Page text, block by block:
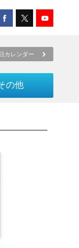
カレンダー
の他